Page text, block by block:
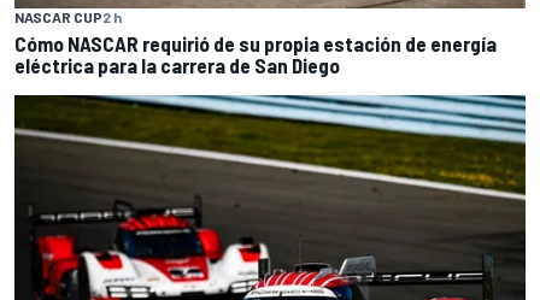
NASCAR CUP2 h
Cómo NASCAR requirió de su propia estación de energía
eléctrica para la carrera de San Diego